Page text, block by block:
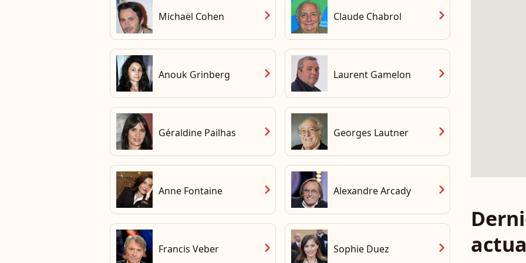
Michaël Cohen chevron_right Claude Chabrol chevron_right
Anouk Grinberg chevron_right Laurent Gamelon chevron_right
Géraldine Pailhas chevron_right Georges Lautner chevron_right
Anne Fontaine chevron_right Alexandre Arcady chevron_right
Francis Veber chevron_right Sophie Duez chevron_right